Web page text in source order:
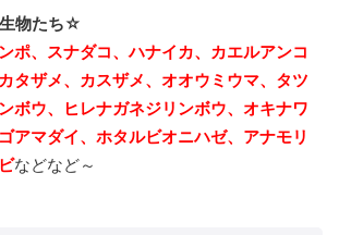
物たち☆
ポ、スナダコ、ハナイカ、カエルアンコ
タザメ、カスザメ、オオウミウマ、タツ
ボウ、ヒレナガネジリンボウ、 オキナワ
アマダイ、ホタルビオニハゼ、アナモリ
などなど～